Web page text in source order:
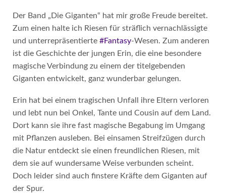
Der Band „Die Giganten“ hat mir große Freude bereitet.
Zum einen halte ich Riesen für sträflich vernachlässigte
und unterrepräsentierte #Fantasy-Wesen. Zum anderen
ist die Geschichte der jungen Erin, die eine besondere
magische Verbindung zu einem der titelgebenden
Giganten entwickelt, ganz wunderbar gelungen.
Erin hat bei einem tragischen Unfall ihre Eltern verloren
und lebt nun bei Onkel, Tante und Cousin auf dem Land.
Dort kann sie ihre fast magische Begabung im Umgang
mit Pflanzen ausleben. Bei einsamen Streifzügen durch
die Natur entdeckt sie einen freundlichen Riesen, mit
dem sie auf wundersame Weise verbunden scheint.
Doch leider sind auch finstere Kräfte dem Giganten auf
der Spur.